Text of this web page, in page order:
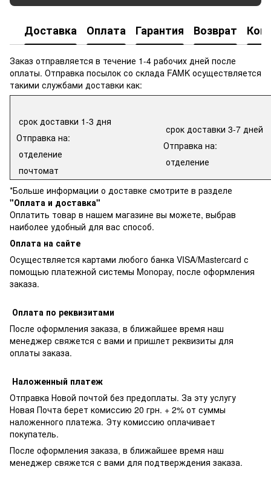
Доставка Оплата Гарантия Возврат
Заказ отправляется в течение 1-4 рабочих дней после
оплаты. Отправка посылок со склада FAMK осуществляется
такими службами доставки как:
срок доставки 1-3 дня
Отправка на:
отделение
почтомат
срок доставки 3-7 дней
Отправка на:
отделение
*Больше информации о доставке смотрите в разделе
"Оплата и доставка"
Оплатить товар в нашем магазине вы можете, выбрав
наиболее удобный для вас способ.
Оплата на сайте
Осуществляется картами любого банка VISA/Mastercard с
помощью платежной системы Monopay, после оформления
заказа.
Оплата по реквизитами
После оформления заказа, в ближайшее время наш
менеджер свяжется с вами и пришлет реквизиты для
оплаты заказа.
Наложенный платеж
Отправка Новой почтой без предоплаты. За эту услугу
Новая Почта берет комиссию 20 грн. + 2% от суммы
наложенного платежа. Эту комиссию оплачивает
покупатель.
После оформления заказа, в ближайшее время наш
менеджер свяжется с вами для подтверждения заказа.